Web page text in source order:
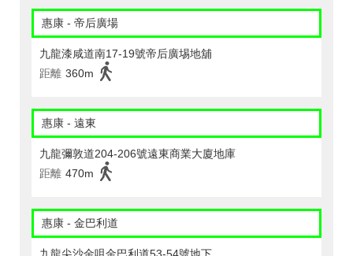
惠康 - 帝后廣場
九龍漆咸道南17-19號帝后廣埸地舖
距離 360m
惠康 - 遠東
九龍彌敦道204-206號遠東商業大廈地庫
距離 470m
惠康 - 金巴利道